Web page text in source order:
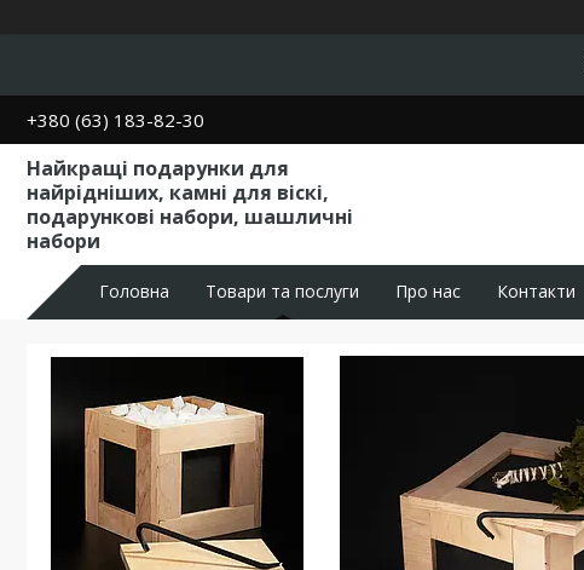
+380 (63) 183-82-30
Найкращі подарунки для
найрідніших, камні для віскі,
подарункові набори, шашличні
набори
Головна Товари та послуги Про нас Контакти